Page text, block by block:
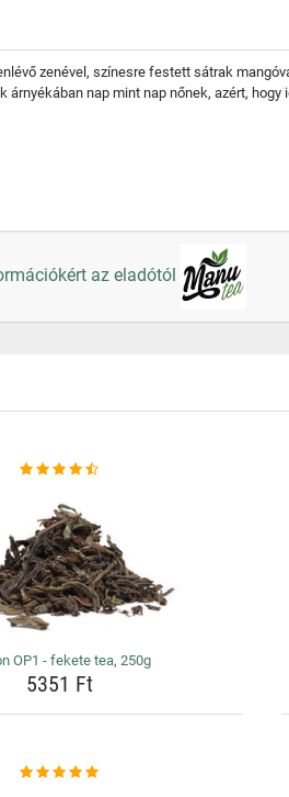
zenével, színesre festett sátrak
nap mint nap nőnek, azért,
az eladótól
OP1 - fekete tea, 250g
5351 Ft